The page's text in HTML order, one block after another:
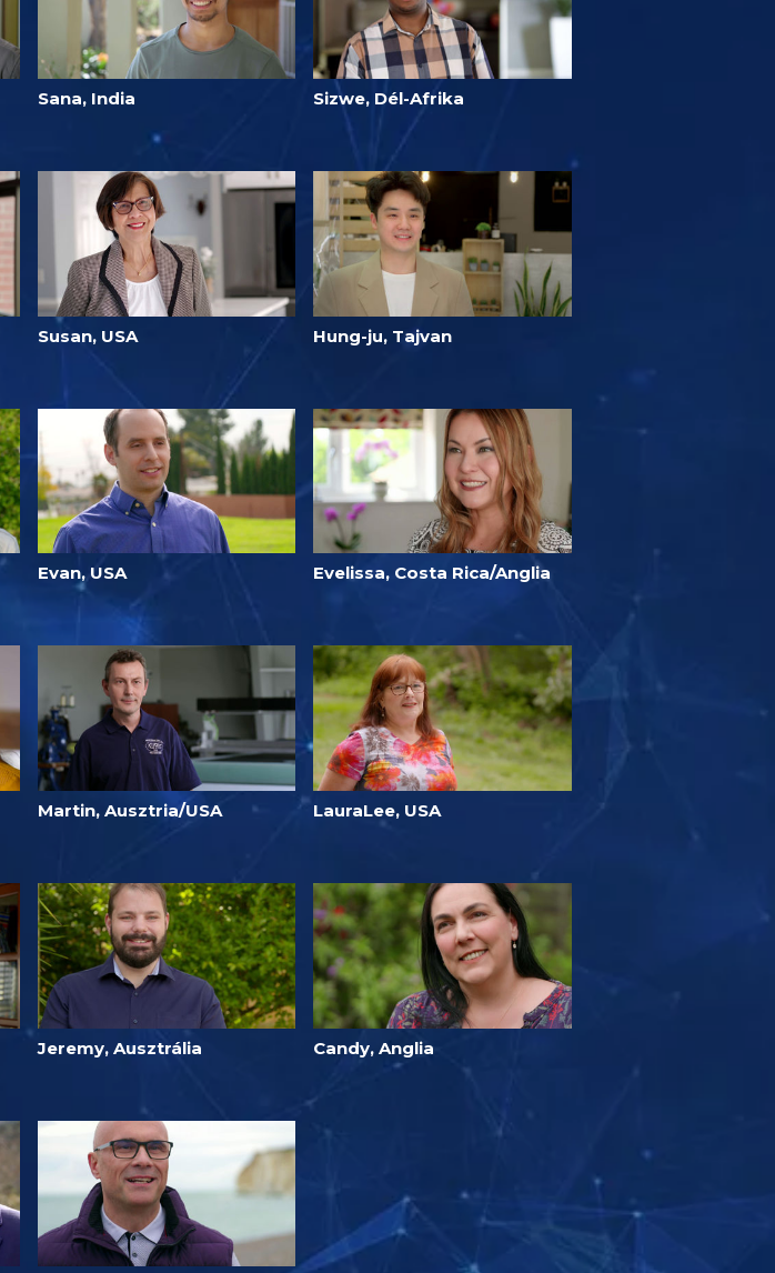
Sana, India Sizwe, Dél-Afrika
Susan, USA Hung-ju, Tajvan
Evan, USA Evelissa, Costa Rica/Anglia
Martin, Ausztria/USA LauraLee, USA
Jeremy, Ausztrália Candy, Anglia